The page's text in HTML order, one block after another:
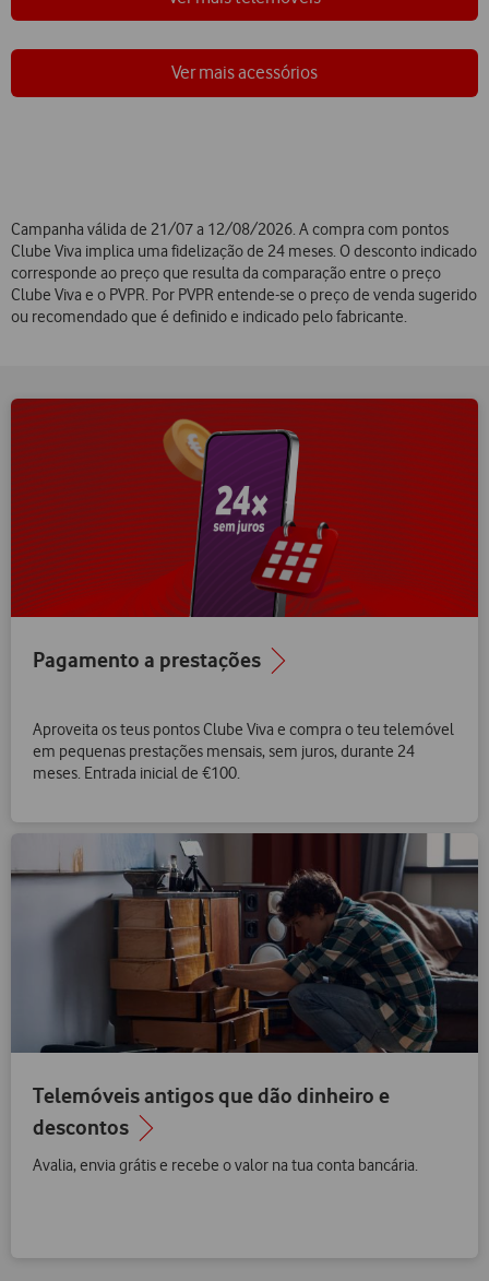
Ver mais acessórios
Campanha válida de 21/07 a 12/08/2026. A compra com pontos
Clube Viva implica uma fidelização de 24 meses. O desconto indicado
corresponde ao preço que resulta da comparação entre o preço
Clube Viva e o PVPR. Por PVPR entende-se o preço de venda sugerido
ou recomendado que é definido e indicado pelo fabricante.
Pagamento a prestações
Aproveita os teus pontos Clube Viva e compra o teu telemóvel
em pequenas prestações mensais, sem juros, durante 24
meses. Entrada inicial de €100.
Telemóveis antigos que dão dinheiro e
descontos
Avalia, envia grátis e recebe o valor na tua conta bancária.